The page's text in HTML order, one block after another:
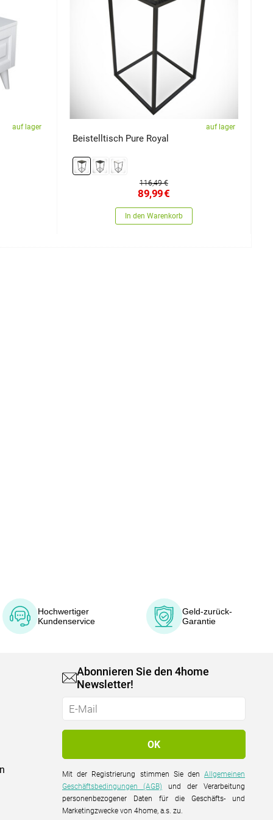
auf lager auf lager
Beistelltisch Pure Royal
116,49 €
89,99€
In den Warenkorb
Hochwertiger
Kundenservice
Geld-zurück-
Garantie
Abonnieren Sie den 4home
Newsletter!
Mit der Registrierung stimmen Sie denAllgemeinen
Geschäftsbedingungen (AGB) und der Verarbeitung
personenbezogener Daten für die Geschäfts- und
Marketingzwecke von 4home, a.s. zu.